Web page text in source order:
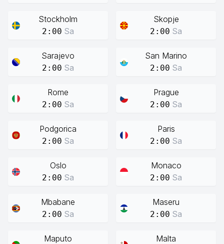
Stockholm
2:00 Sa
Skopje
2:00 Sa
Sarajevo
2:00 Sa
San Marino
2:00 Sa
Rome
2:00 Sa
Prague
2:00 Sa
Podgorica
2:00 Sa
Paris
2:00 Sa
Oslo
2:00 Sa
Monaco
2:00 Sa
Mbabane
2:00 Sa
Maseru
2:00 Sa
Maputo Malta